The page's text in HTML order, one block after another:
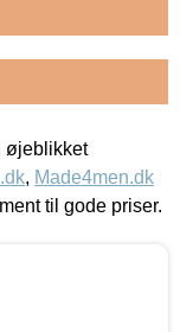
øjeblikket
, Made4men.dk
til gode priser.